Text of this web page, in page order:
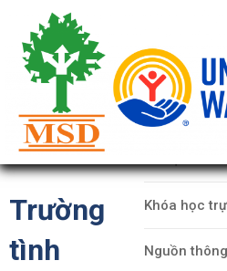
Trường
tình
Khóa học
Nguồn